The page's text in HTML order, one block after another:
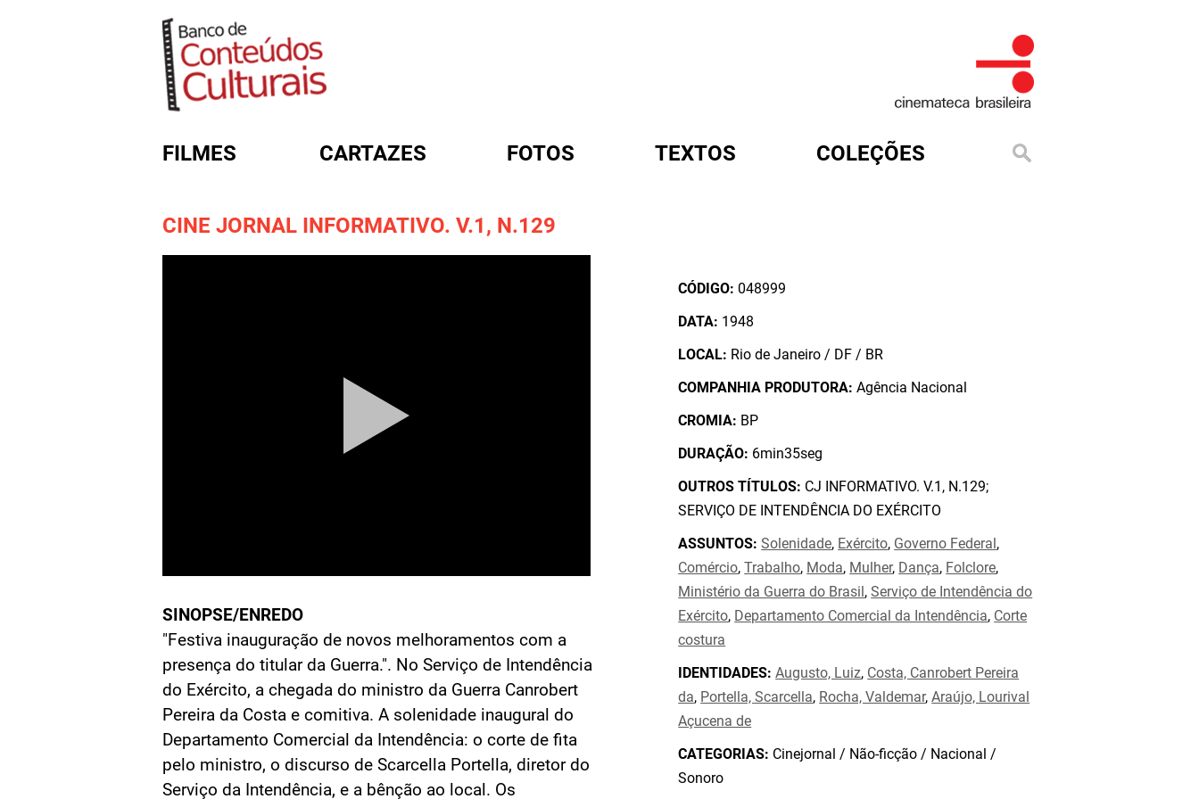
FILMES CARTAZES FOTOS TEXTOS COLEÇÕES
CINE JORNAL INFORMATIVO. V.1, N.129
SINOPSE/ENREDO
"Festiva inauguração de novos melhoramentos com a
presença do titular da Guerra.". No Serviço de Intendência
do Exército, a chegada do ministro da Guerra Canrobert
Pereira da Costa e comitiva. A solenidade inaugural do
Departamento Comercial da Intendência: o corte de fita
pelo ministro, o discurso de Scarcella Portella, diretor do
Serviço da Intendência, e a bênção ao local. Os
CÓDIGO: 048999
DATA: 1948
LOCAL: Rio de Janeiro / DF / BR
COMPANHIA PRODUTORA: Agência Nacional
CROMIA: BP
DURAÇÃO: 6min35seg
OUTROS TÍTULOS: CJ INFORMATIVO. V.1, N.129;
SERVIÇO DE INTENDÊNCIA DO EXÉRCITO
ASSUNTOS: Solenidade, Exército, Governo Federal,
Comércio,Trabalho, Moda, Mulher, Dança, Folclore,
Ministério da Guerra do Brasil,Serviço de Intendência do
Exército, Departamento Comercial da Intendência, Corte
costura
IDENTIDADES: Augusto, Luiz, Costa, Canrobert Pereira
da, Portella, Scarcella, Rocha, Valdemar,Araújo, Lourival
Açucena de
CATEGORIAS: Cinejornal / Não-ficção / Nacional /
Sonoro